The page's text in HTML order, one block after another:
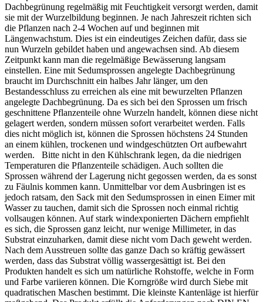
Dachbegrünung regelmäßig mit Feuchtigkeit versorgt werden, damit
sie mit der Wurzelbildung beginnen. Je nach Jahreszeit richten sich
die Pflanzen nach 2-4 Wochen auf und beginnen mit
Längenwachstum. Dies ist ein eindeutiges Zeichen dafür, dass sie
nun Wurzeln gebildet haben und angewachsen sind. Ab diesem
Zeitpunkt kann man die regelmäßige Bewässerung langsam
einstellen. Eine mit Sedumsprossen angelegte Dachbegrünung
braucht im Durchschnitt ein halbes Jahr länger, um den
Bestandesschluss zu erreichen als eine mit bewurzelten Pflanzen
angelegte Dachbegrünung. Da es sich bei den Sprossen um frisch
geschnittene Pflanzenteile ohne Wurzeln handelt, können diese nicht
gelagert werden, sondern müssen sofort verarbeitet werden. Falls
dies nicht möglich ist, können die Sprossen höchstens 24 Stunden
an einem kühlen, trockenen und windgeschützten Ort aufbewahrt
werden. Bitte nicht in den Kühlschrank legen, da die niedrigen
Temperaturen die Pflanzenteile schädigen. Auch sollten die
Sprossen während der Lagerung nicht gegossen werden, da es sonst
zu Fäulnis kommen kann. Unmittelbar vor dem Ausbringen ist es
jedoch ratsam, den Sack mit den Sedumsprossen in einen Eimer mit
Wasser zu tauchen, damit sich die Sprossen noch einmal richtig
vollsaugen können. Auf stark windexponierten Dächern empfiehlt
es sich, die Sprossen ganz leicht, nur wenige Millimeter, in das
Substrat einzuharken, damit diese nicht vom Dach geweht werden.
Nach dem Ausstreuen sollte das ganze Dach so kräftig gewässert
werden, dass das Substrat völlig wassergesättigt ist. Bei den
Produkten handelt es sich um natürliche Rohstoffe, welche in Form
und Farbe variieren können. Die Korngröße wird durch Siebe mit
quadratischen Maschen bestimmt. Die kleinste Kantenläge ist hierfür